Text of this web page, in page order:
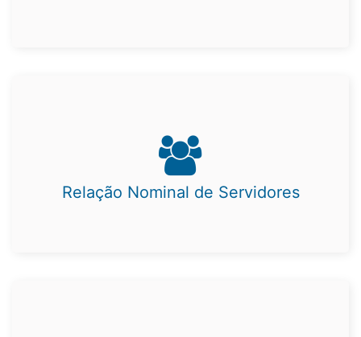
Relação Nominal de Servidores